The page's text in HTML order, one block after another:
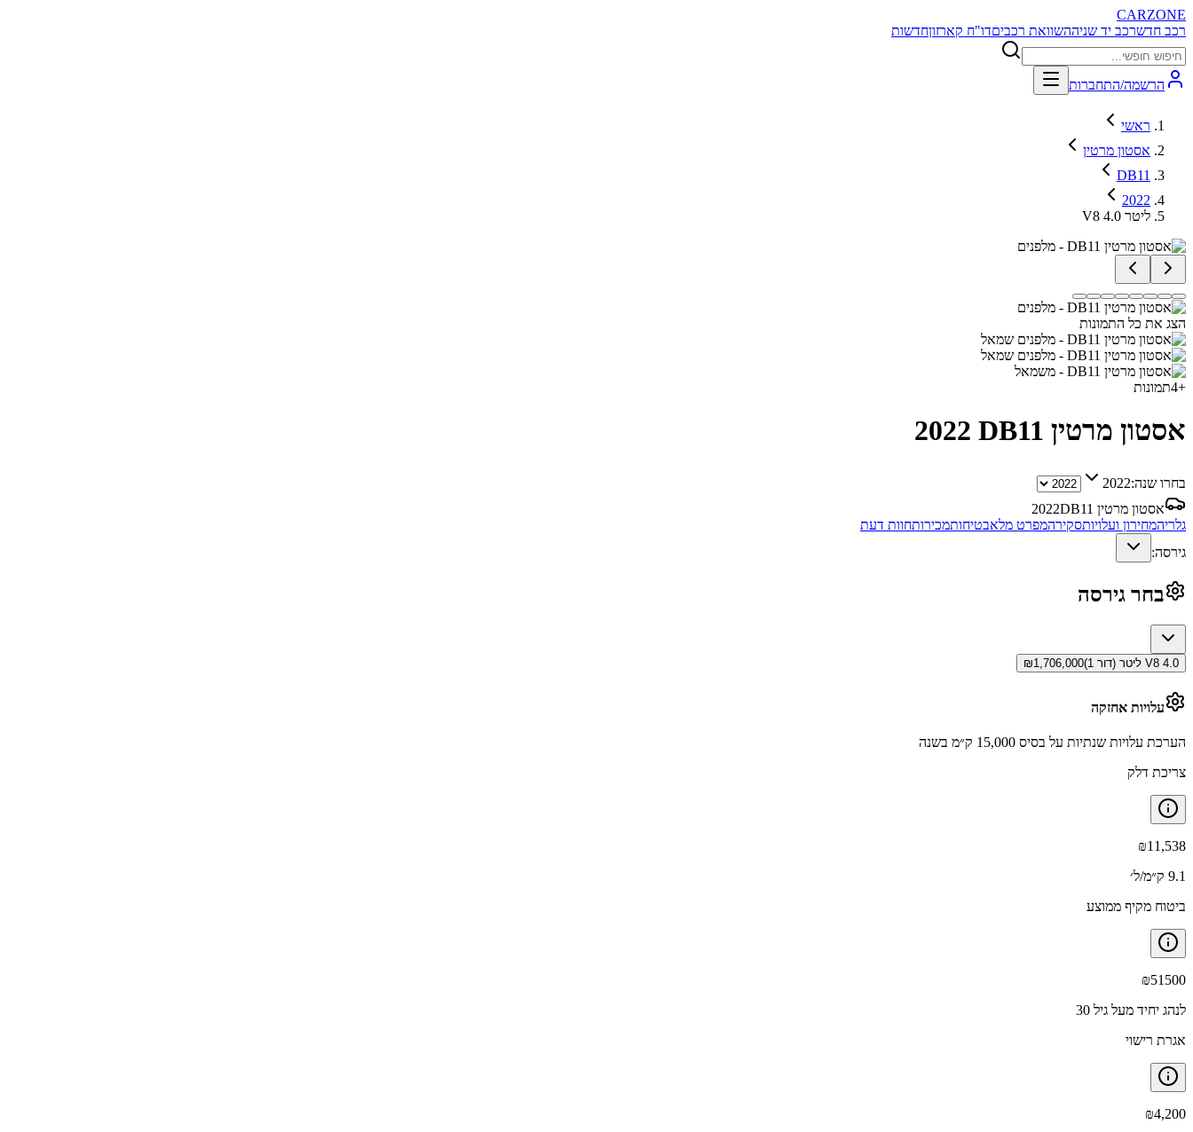
CARZONE
רכב חדשרכב יד שניההשוואת רכביםדו"ח קארזוןחדשות
הרשמה/התחברות
ראשי
אסטון מרטין
DB11
2022
V8 4.0 ליטר
הצג את כל התמונות
+
4תמונות
אסטון מרטין DB11 2022
בחרו שנה:2022
אסטון מרטין DB11
2022
גלריהמחירון ועלויותסקירהמפרט מלאבטיחותמכירותחוות דעת
גירסה:
בחר גירסה
V8 4.0 ליטר (דור 1) ₪1,706,000
עלויות אחזקה
הערכת עלויות שנתיות על בסיס 15,000 ק״מ בשנה
צריכת דלק
₪11,538
9.1 ק״מ/ל׳
ביטוח מקיף ממוצע
₪51500
לנהג יחיד מעל גיל 30
אגרת רישוי
₪4,200